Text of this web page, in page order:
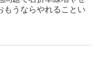
もうならやれることい